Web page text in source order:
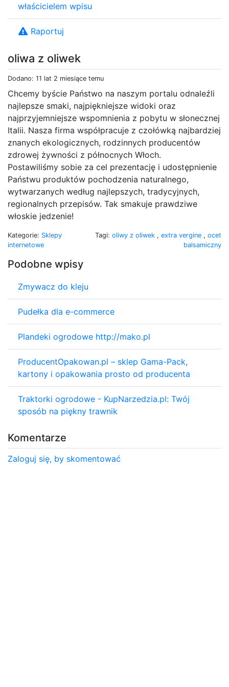
oliwa z oliwek
Dodano: 11 lat 2 miesiące temu
Chcemy byście Państwo na naszym portalu odnaleźli
najlepsze smaki, najpiękniejsze widoki oraz
najprzyjemniejsze wspomnienia z pobytu w słonecznej
Italii. Nasza firma współpracuje z czołówką najbardziej
znanych ekologicznych, rodzinnych producentów
zdrowej żywności z północnych Włoch.
Postawiliśmy sobie za cel prezentację i udostępnienie
Państwu produktów pochodzenia naturalnego,
wytwarzanych według najlepszych, tradycyjnych,
regionalnych przepisów. Tak smakuje prawdziwe
włoskie jedzenie!
Kategorie: Sklepy
internetowe
Tagi: oliwy z oliwek , extra vergine , ocet
balsamiczny
Podobne wpisy
Zmywacz do kleju
Pudełka dla e-commerce
Plandeki ogrodowe http://mako.pl
ProducentOpakowan.pl – sklep Gama-Pack,
kartony i opakowania prosto od producenta
Traktorki ogrodowe - KupNarzedzia.pl: Twój
sposób na piękny trawnik
Komentarze
Zaloguj się, by skomentować
właścicielem wpisu
Raportuj